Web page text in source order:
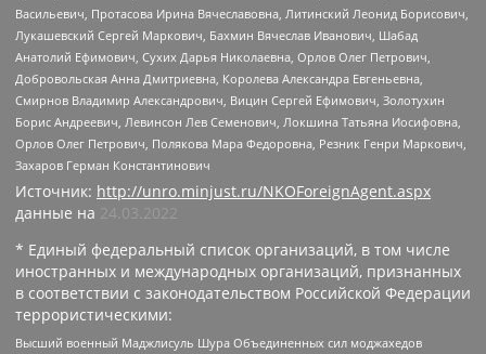
Васильевич, Протасова Ирина Вячеславовна, Литинский Леонид Борисович,
Лукашевский Сергей Маркович, Бахмин Вячеслав Иванович, Шабад
Анатолий Ефимович, Сухих Дарья Николаевна, Орлов Олег Петрович,
Добровольская Анна Дмитриевна, Королева Александра Евгеньевна,
Смирнов Владимир Александрович, Вицин Сергей Ефимович, Золотухин
Борис Андреевич, Левинсон Лев Семенович, Локшина Татьяна Иосифовна,
Орлов Олег Петрович, Полякова Мара Федоровна, Резник Генри Маркович,
Захаров Герман Константинович
Источник: http://unro.minjust.ru/NKOForeignAgent.aspx
данные на 24.03.2022
* Единый федеральный список организаций, в том числе
иностранных и международных организаций, признанных
в соответствии с законодательством Российской Федерации
террористическими:
Высший военный Маджлисуль Шура Объединенных сил моджахедов